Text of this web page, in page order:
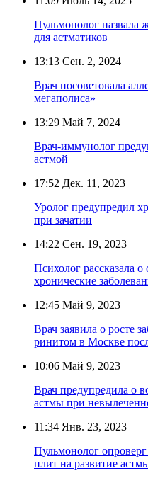
Пульмонолог назвала
для астматиков
13:13 Сен. 2, 2024
Врач посоветовала
мегаполиса»
13:29 Май 7, 2024
Врач-иммунолог
астмой
17:52 Дек. 11, 2023
Уролог предупредил
при зачатии
14:22 Сен. 19, 2023
Психолог рассказала
хронические
12:45 Май 9, 2023
Врач заявила о росте
ринитом в Москве
10:06 Май 9, 2023
Врач предупредила о
астмы при
11:34 Янв. 23, 2023
Пульмонолог
плит на развитие